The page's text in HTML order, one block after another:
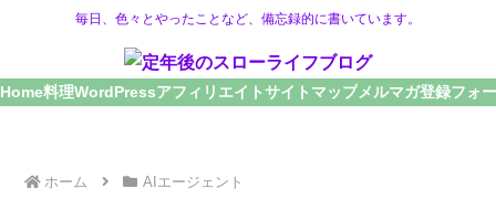
毎日、色々とやったことなど、備忘録的に書いています。
Home料理WordPressアフィリエイトサイトマップメルマガ登録フォ
ホーム AIエージェント